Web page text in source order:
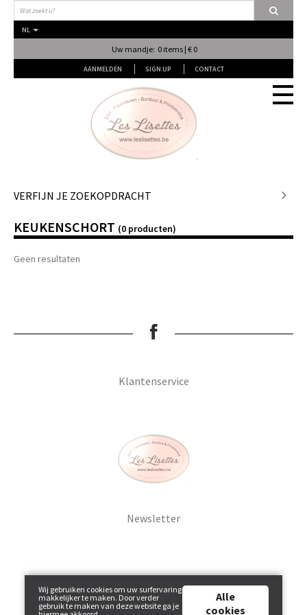
NL
Uw mandje: 0 items | € 0
AANMELDEN SIGN UP CONTACT
Fournituren
Naai & Breiatelier
Breien & Haken
Breistekenbibliotheek
VERFIJN JE ZOEKOPDRACHT
KEUKENSCHORT (0 producten)
Geen resultaten
Klantenservice
Newsletter
Wij gebruiken cookies om uw surfervaring
makkelijker te maken. Door verder
gebruik te maken van deze website ga je
Alle
cookies